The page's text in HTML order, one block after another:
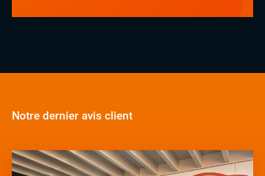
Notre dernier avis client